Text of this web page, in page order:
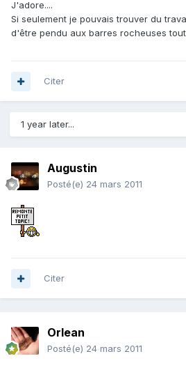
J'adore....
Si seulement je pouvais trouver du
d'être pendu aux barres rocheuses tout
Citer
1 year later...
Augustin
Posté(e) 24 mars 2011
Citer
Orlean
Posté(e) 24 mars 2011